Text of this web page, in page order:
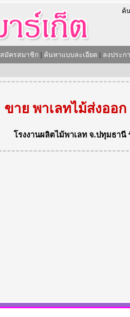
ค้
สมัครสมาชิก ค้นหาแบบละเอียด ลงประก
ขาย พาเลทไม้ส่งออ
โรงงานผลิตไม้พาเลท จ.ปทุมธานี